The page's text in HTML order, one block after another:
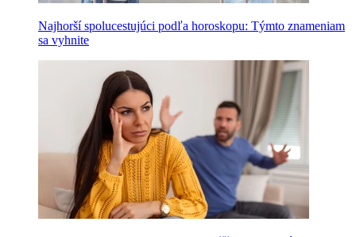
Najhorší spolucestujúci podľa horoskopu: Týmto znameniam
sa vyhnite